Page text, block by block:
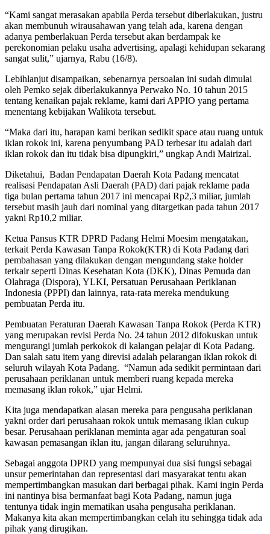
“Kami sangat merasakan apabila Perda tersebut diberlakukan, justru
akan membunuh wirausahawan yang telah ada, karena dengan
adanya pemberlakuan Perda tersebut akan berdampak ke
perekonomian pelaku usaha advertising, apalagi kehidupan sekarang
sangat sulit,” ujarnya, Rabu (16/8).
Lebihlanjut disampaikan, sebenarnya persoalan ini sudah dimulai
oleh Pemko sejak diberlakukannya Perwako No. 10 tahun 2015
tentang kenaikan pajak reklame, kami dari APPIO yang pertama
menentang kebijakan Walikota tersebut.
“Maka dari itu, harapan kami berikan sedikit space atau ruang untuk
iklan rokok ini, karena penyumbang PAD terbesar itu adalah dari
iklan rokok dan itu tidak bisa dipungkiri,” ungkap Andi Mairizal.
Diketahui, Badan Pendapatan Daerah Kota Padang mencatat
realisasi Pendapatan Asli Daerah (PAD) dari pajak reklame pada
tiga bulan pertama tahun 2017 ini mencapai Rp2,3 miliar, jumlah
tersebut masih jauh dari nominal yang ditargetkan pada tahun 2017
yakni Rp10,2 miliar.
Ketua Pansus KTR DPRD Padang Helmi Moesim mengatakan,
terkait Perda Kawasan Tanpa Rokok(KTR) di Kota Padang dari
pembahasan yang dilakukan dengan mengundang stake holder
terkair seperti Dinas Kesehatan Kota (DKK), Dinas Pemuda dan
Olahraga (Dispora), YLKI, Persatuan Perusahaan Periklanan
Indonesia (PPPI) dan lainnya, rata-rata mereka mendukung
pembuatan Perda itu.
Pembuatan Peraturan Daerah Kawasan Tanpa Rokok (Perda KTR)
yang merupakan revisi Perda No. 24 tahun 2012 difokuskan untuk
mengurangi jumlah perkokok di kalangan pelajar di Kota Padang.
Dan salah satu item yang direvisi adalah pelarangan iklan rokok di
seluruh wilayah Kota Padang. “Namun ada sedikit permintaan dari
perusahaan periklanan untuk memberi ruang kepada mereka
memasang iklan rokok,” ujar Helmi.
Kita juga mendapatkan alasan mereka para pengusaha periklanan
yakni order dari perusahaan rokok untuk memasang iklan cukup
besar. Perusahaan periklanan meminta agar ada pengaturan soal
kawasan pemasangan iklan itu, jangan dilarang seluruhnya.
Sebagai anggota DPRD yang mempunyai dua sisi fungsi sebagai
unsur pemerintahan dan representasi dari masyarakat tentu akan
mempertimbangkan masukan dari berbagai pihak. Kami ingin Perda
ini nantinya bisa bermanfaat bagi Kota Padang, namun juga
tentunya tidak ingin mematikan usaha pengusaha periklanan.
Makanya kita akan mempertimbangkan celah itu sehingga tidak ada
pihak yang dirugikan.